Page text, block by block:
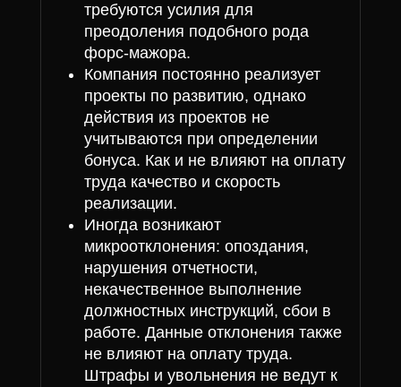
требуются усилия для
преодоления подобного рода
форс-мажора.
Компания постоянно реализует
проекты по развитию, однако
действия из проектов не
учитываются при определении
бонуса. Как и не влияют на оплату
труда качество и скорость
реализации.
Иногда возникают
микроотклонения: опоздания,
нарушения отчетности,
некачественное выполнение
должностных инструкций, сбои в
работе. Данные отклонения также
не влияют на оплату труда.
Штрафы и увольнения не ведут к